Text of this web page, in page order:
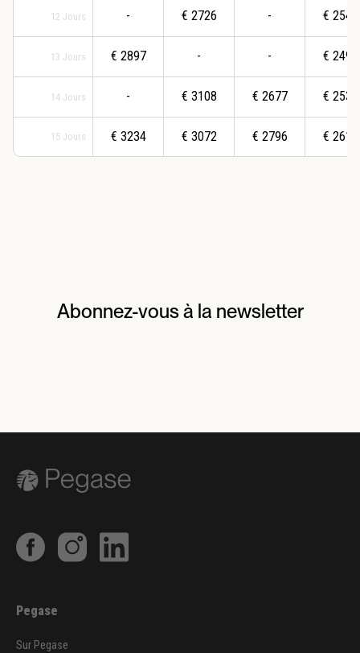
12 Jours
13 Jours
14 Jours
15 Jours
-
€ 2897
-
€ 3234
€ 2726
-
€ 3108
€ 3072
-
-
€ 2677
€ 2796
€ 2548
€ 2495
€ 2538
€ 2611
Abonnez-vous à la newsletter
Pegase
Sur Pegase